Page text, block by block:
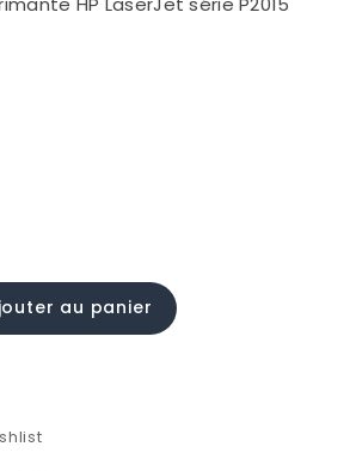
au panier